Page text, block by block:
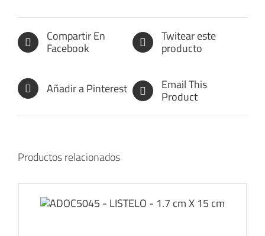
Compartir En
Facebook
Twitear este
producto
Añadir a Pinterest Email This
Product
Productos relacionados